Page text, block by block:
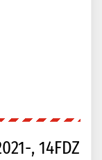
, 14FDZ